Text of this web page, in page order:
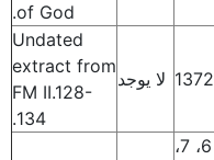
of God.
1372 لا يوجد
Undated
extract from
FM II.128-
134.
7038، 6، 7،